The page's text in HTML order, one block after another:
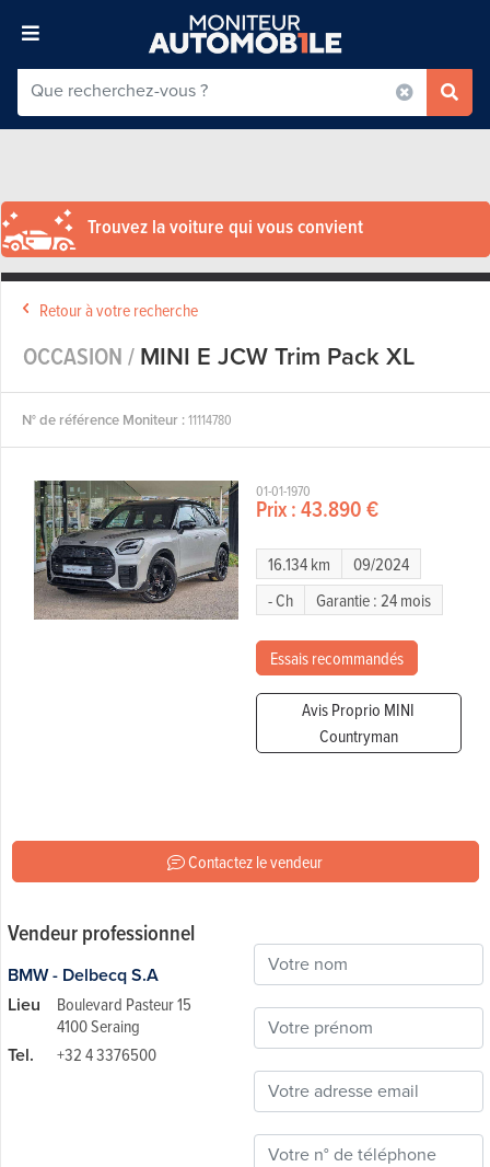
Trouvez la voiture qui vous convient
Retour à votre recherche
OCCASION /MINI E JCW Trim Pack XL
N° de référence Moniteur :11114780
01-01-1970
Prix :43.890 €
16.134 km
09/2024
- Ch
Garantie : 24 mois
Essais recommandés
Avis Proprio MINI
Countryman
Contactez le vendeur
Vendeur professionnel
BMW - Delbecq S.A
Lieu
Boulevard Pasteur 15
4100 Seraing
Tel. +32 4 3376500